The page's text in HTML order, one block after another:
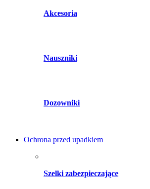
Akcesoria
Nauszniki
Dozowniki
Ochrona przed upadkiem
Szelki zabezpieczające